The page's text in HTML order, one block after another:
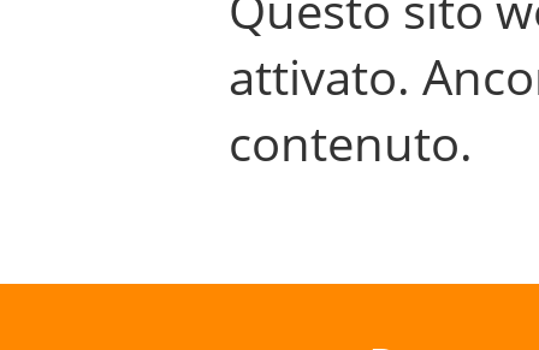
attivato.
contenuto.